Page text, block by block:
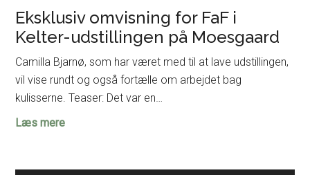
Eksklusiv omvisning for FaF i
Kelter-udstillingen på Moesgaard
Camilla Bjarnø, som har været med til at lave udstillingen,
vil vise rundt og også fortælle om arbejdet bag
kulisserne. Teaser: Det var en…
Læs mereEksklusiv